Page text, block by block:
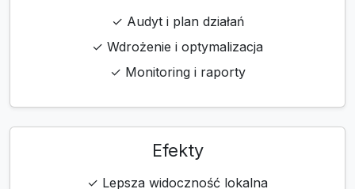
✓ Audyt i plan działań
✓ Wdrożenie i optymalizacja
✓ Monitoring i raporty
Efekty
✓ Lepsza widoczność lokalna